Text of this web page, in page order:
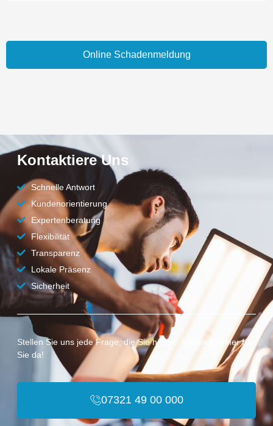
Online Schadenmeldung
Kontaktiere Uns
Schnelle Antwort
Kundenorientierung
Expertenberatung
Flexibilität
Transparenz
Lokale Präsenz
Sicherheit
Stellen Sie uns jede Frage, die Sie haben. Wir sind immer für
Sie da!
07321 49 00 000